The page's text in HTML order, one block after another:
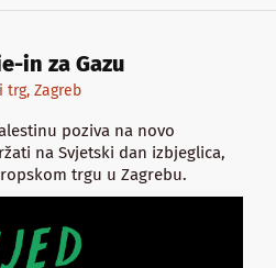
in za Gazu
trg, Zagreb
poziva na novo
na Svjetski dan izbjeglica,
trgu u Zagrebu.